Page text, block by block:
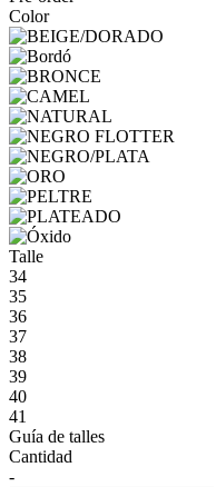
Color
Talle
34
35
36
37
38
39
40
41
Guía de talles
Cantidad
-